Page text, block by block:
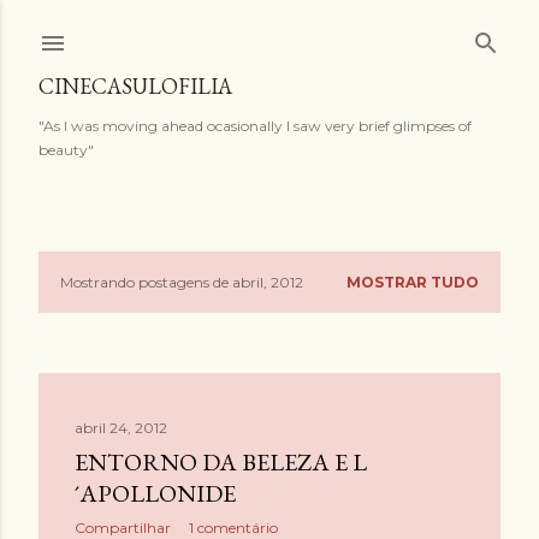
CINECASULOFILIA
"As I was moving ahead ocasionally I saw very brief glimpses of
beauty"
PMostrando postagens de abril, 2012 MOSTRAR TUDO
abril 24, 2012
ENTORNO DA BELEZA E L
´APOLLONIDE
Compartilhar 1 comentário